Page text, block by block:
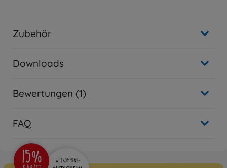
Zubehör
Downloads
Bewertungen (1)
FAQ